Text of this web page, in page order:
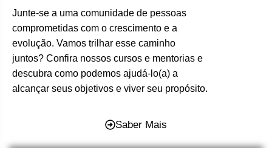
Junte-se a uma comunidade de pessoas
comprometidas com o crescimento e a
evolução. Vamos trilhar esse caminho
juntos? Confira nossos cursos e mentorias e
descubra como podemos ajudá-lo(a) a
alcançar seus objetivos e viver seu propósito.
Saber Mais